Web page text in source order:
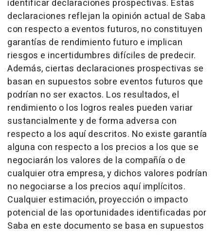
identificar declaraciones prospectivas. Estas
declaraciones reflejan la opinión actual de Saba
con respecto a eventos futuros, no constituyen
garantías de rendimiento futuro e implican
riesgos e incertidumbres difíciles de predecir.
Además, ciertas declaraciones prospectivas se
basan en supuestos sobre eventos futuros que
podrían no ser exactos. Los resultados, el
rendimiento o los logros reales pueden variar
sustancialmente y de forma adversa con
respecto a los aquí descritos. No existe garantía
alguna con respecto a los precios a los que se
negociarán los valores de la compañía o de
cualquier otra empresa, y dichos valores podrían
no negociarse a los precios aquí implícitos.
Cualquier estimación, proyección o impacto
potencial de las oportunidades identificadas por
Saba en este documento se basa en supuestos